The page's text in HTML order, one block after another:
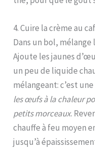
4. Cuire la crème au
Dans un bol,
Ajoute les jaunes
un peu de liquide
mélangeant: c’est
les œufs à la chaleur
petits morceaux.
chauffe à feu moyen
jusqu’à